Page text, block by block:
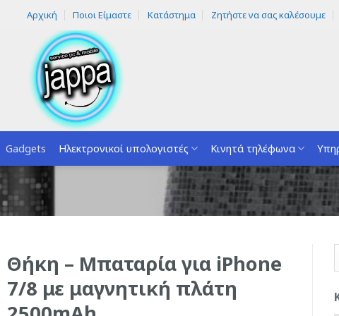
Αρχική Ποιοι Είμαστε Κατάστημα Ζητήστε να σας καλέσουμε
Gadgets Ηλεκτρονικοί υπολογιστές Κινητά τηλέφωνα
Θήκη – Μπαταρία για iPhone
7/8 με μαγνητική πλάτη